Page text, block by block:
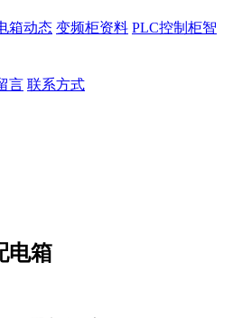
箱动态 变频柜资料 PLC控制柜智
言 联系方式
电箱